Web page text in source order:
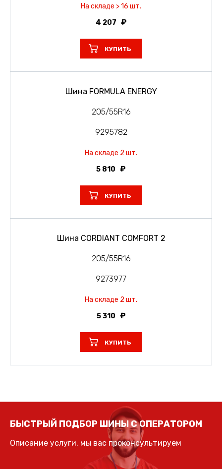
На складе > 16 шт.
4 207
КУПИТЬ
Шина FORMULA ENERGY
205/55R16
9295782
На складе 2 шт.
5 810
КУПИТЬ
Шина CORDIANT COMFORT 2
205/55R16
9273977
На складе 2 шт.
5 310
КУПИТЬ
БЫСТРЫЙ ПОДБОР ШИНЫ С ОПЕРАТОРОМ
Описание услуги, мы вас проконсультируем